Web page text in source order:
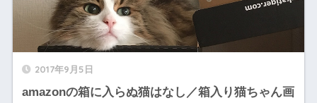
2017年9月5日
amazonの箱に入らぬ猫はなし／箱入り猫ちゃん画